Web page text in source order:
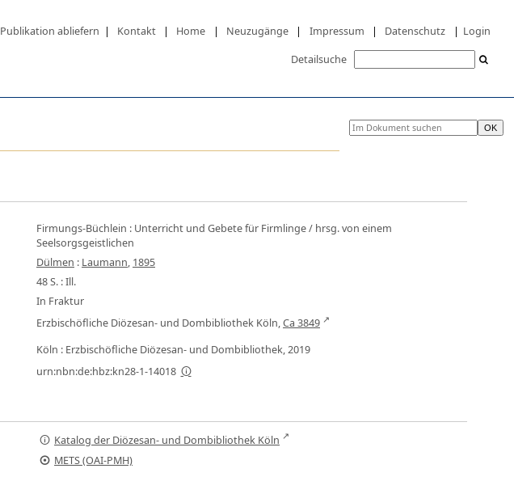
Publikation abliefern | Kontakt | Home | Neuzugänge | Impressum | Datenschutz | Login
Detailsuche
Firmungs-Büchlein : Unterricht und Gebete für Firmlinge/ hrsg. von einem
Seelsorgsgeistlichen
Dülmen : Laumann, 1895
48 S. : Ill.
In Fraktur
Erzbischöfliche Diözesan- und Dombibliothek Köln,Ca 3849
Köln : Erzbischöfliche Diözesan- und Dombibliothek, 2019
urn:nbn:de:hbz:kn28-1-14018
Katalog der Diözesan- und Dombibliothek Köln
METS (OAI-PMH)